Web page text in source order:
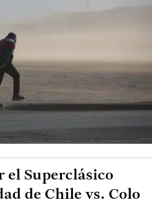
el Superclásico
de Chile vs. Colo